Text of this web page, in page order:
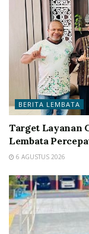
BERITA LEMBATA
Target Layanan
Lembata
6 AGUSTUS 2026